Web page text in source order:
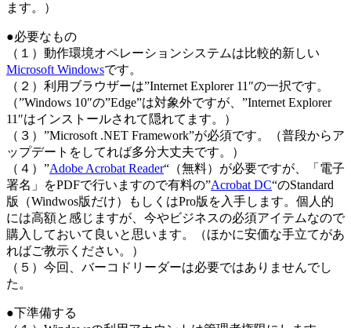
ます。）
●必要なもの
（１）動作環境オペレーションシステムは比較的新しい
Microsoft Windowsです。
（２）利用ブラウザーは”Internet Explorer 11″の一択です。
（”Windows 10″の”Edge”は対象外ですが、”Internet Explorer
11″はインストールされて隠れてます。）
（３）”Microsoft .NET Framework”が必須です。（普段からア
ップデートをしてれば多分大丈夫です。）
（４）”Adobe Acrobat Reader“（無料）が必要ですが、「電子
署名」をPDFで行いますので有料の”Acrobat DC“のStandard
版（Windwos版だけ）もしくはPro版を入手します。個人的
には高額と感じますが、今やビジネスの必須アイテムなので
購入しておいて良いと思います。（ほかに安価な手立てがあ
ればご教示ください。）
（５）今回、バーコドリーダーは必要ではありませんでし
た。
●下準備する